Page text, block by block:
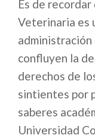
Es de
Veterinaria es
confluyen la
derechos de
sintientes por
saberes
Universidad